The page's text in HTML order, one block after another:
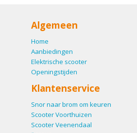
Algemeen
Home
Aanbiedingen
Elektrische scooter
Openingstijden
Klantenservice
Snor naar brom om keuren
Scooter Voorthuizen
Scooter Veenendaal